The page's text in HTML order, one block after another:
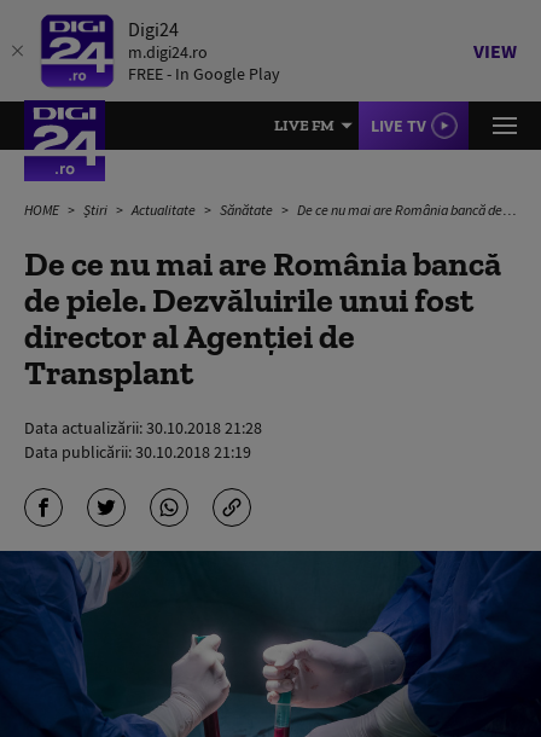
Digi24
m.digi24.ro
FREE - In Google Play
VIEW
LIVE FM LIVE TV
HOME Știri Actualitate Sănătate De ce nu mai are România bancă de piele. Dezvăluirile unui fost director al Agenţiei de Transplant
De ce nu mai are România bancă
de piele. Dezvăluirile unui fost
director al Agenţiei de
Transplant
Data actualizării:30.10.2018 21:28
Data publicării:30.10.2018 21:19